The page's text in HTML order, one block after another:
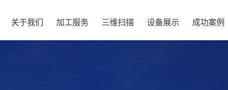
关于我们 加工服务 三维扫描 设备展示 成功案例